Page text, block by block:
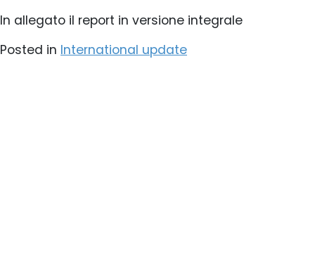
In allegato il report in versione integrale
Posted in International update